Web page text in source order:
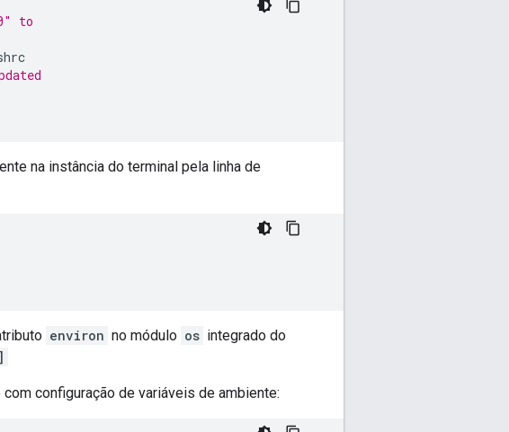
to
na instância do terminal pela linha de
environ no módulo os integrado do
configuração de variáveis de ambiente: